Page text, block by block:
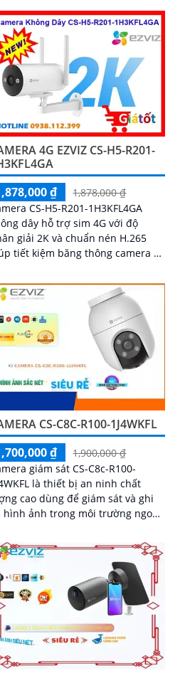
chống...
4G EZVIZ CS-H5-R201-
₫
1,878,000 ₫
CS-H5-R201-1H3KFL4GA
dây hỗ trợ sim 4G với độ
giải 2K và chuẩn nén H.265
tiết kiệm băng thông camera có
hồng ngoại lên đến 30m và
sáng trắng 20m quan sát rõ
cả ngày lẫn đêm với chuẩn
camera còn tích hợp tính năng
hiện thông minh và cảnh báo
còi và đèn chớp phù hợp cho
trình kho hàng, nhà xưởng
trình
CS-C8C-R100-1J4WKFL
₫
1,900,000 ₫
giám sát CS-C8c-R100-
là thiết bị an ninh chất
cao dùng để giám sát và ghi
hình ảnh trong môi trường ngoài
giám sát này mang đến hình
sắc nét và chi tiết